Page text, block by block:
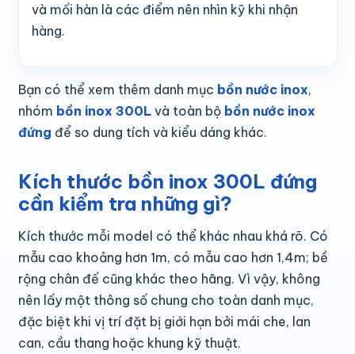
và mối hàn là các điểm nên nhìn kỹ khi nhận
hàng.
Bạn có thể xem thêm danh mục bồn nước inox,
nhóm bồn inox 300Lvà toàn bộ bồn nước inox
đứng để so dung tích và kiểu dáng khác.
Kích thước bồn inox 300L đứng
cần kiểm tra những gì?
Kích thước mỗi model có thể khác nhau khá rõ. Có
mẫu cao khoảng hơn 1m, có mẫu cao hơn 1,4m; bề
rộng chân đế cũng khác theo hãng. Vì vậy, không
nên lấy một thông số chung cho toàn danh mục,
đặc biệt khi vị trí đặt bị giới hạn bởi mái che, lan
can, cầu thang hoặc khung kỹ thuật.